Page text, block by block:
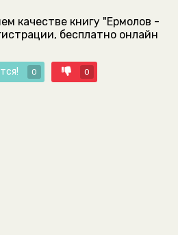
качестве книгу "Ермолов -
бесплатно онлайн
0 0